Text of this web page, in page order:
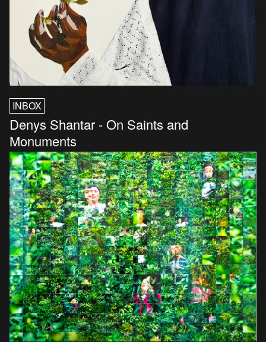
INBOX
Denys Shantar - On Saints and
Monuments